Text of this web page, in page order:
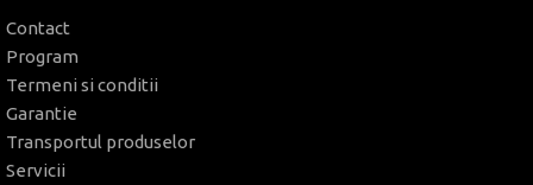
Contact
Program
Termeni si conditii
Garantie
Transportul produselor
Servicii